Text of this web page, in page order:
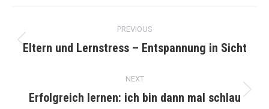
navigation
PREVIOUS
Previous
Eltern und Lernstress – Entspannung in Sicht
NEXT
Next
Erfolgreich lernen: ich bin dann mal schlau